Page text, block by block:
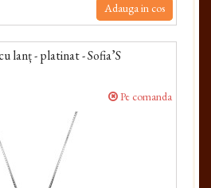
Adauga in cos
lanț - platinat - Sofia’S
Pe comanda